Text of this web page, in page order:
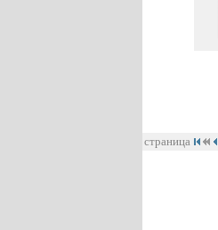
страница